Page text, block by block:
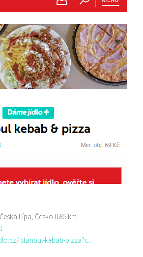
Lípa, Česko 0.85 km
istanbul-kebab-pizza?c...